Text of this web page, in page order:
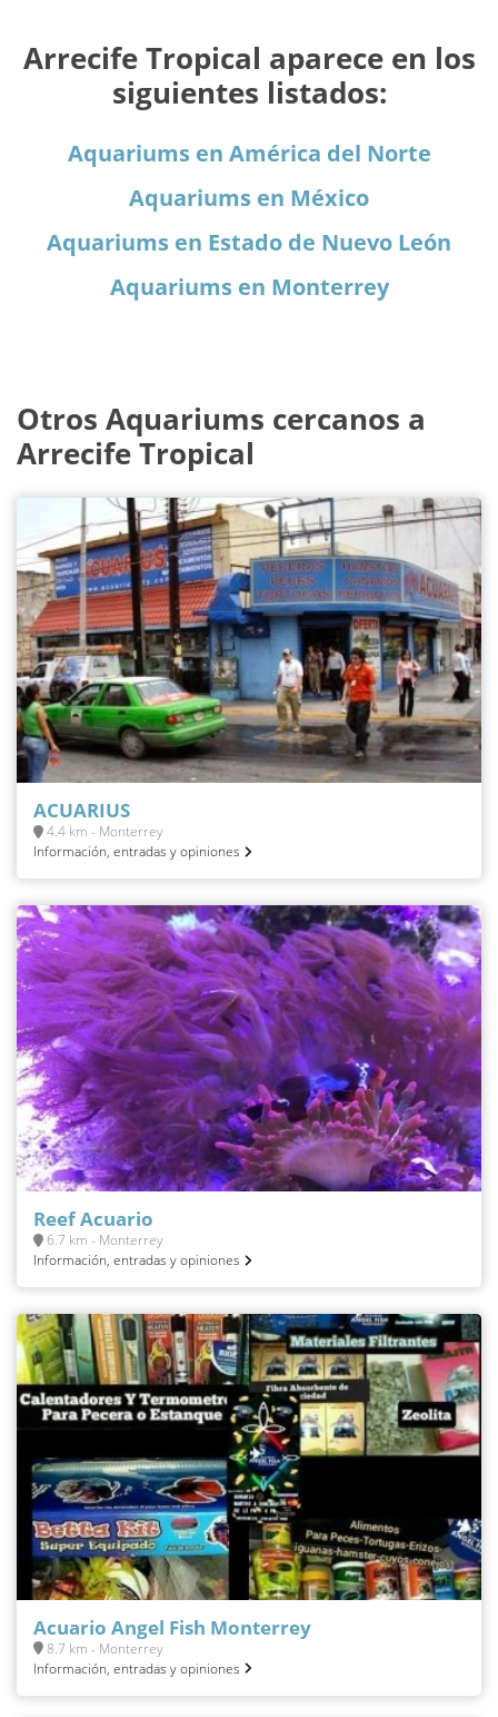
Arrecife Tropical aparece en los
siguientes listados:
Aquariums en América del Norte
Aquariums en México
Aquariums en Estado de Nuevo León
Aquariums en Monterrey
Otros Aquariums cercanos a
Arrecife Tropical
ACUARIUS
4.4 km - Monterrey
Información, entradas y opiniones
Reef Acuario
6.7 km - Monterrey
Información, entradas y opiniones
Acuario Angel Fish Monterrey
8.7 km - Monterrey
Información, entradas y opiniones